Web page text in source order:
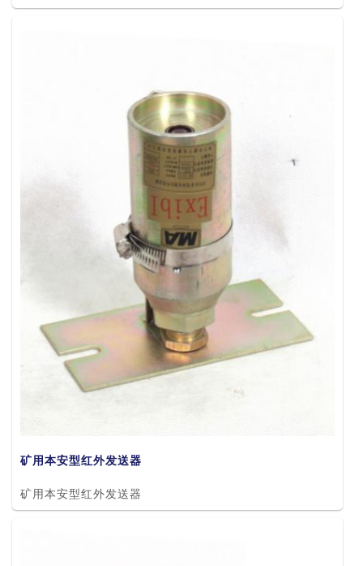
矿用本安型红外发送器
矿用本安型红外发送器